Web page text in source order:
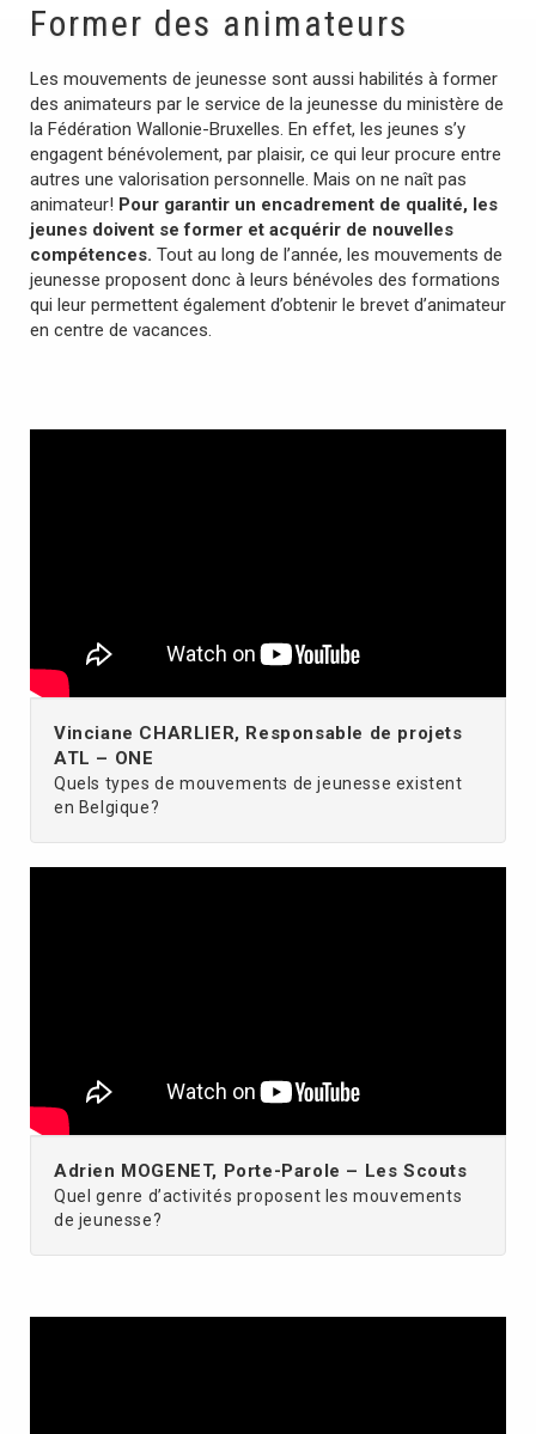
Former des animateurs
Les mouvements de jeunesse sont aussi habilités à former
des animateurs par le service de la jeunesse du ministère de
la Fédération Wallonie-Bruxelles. En effet, les jeunes s’y
engagent bénévolement, par plaisir, ce qui leur procure entre
autres une valorisation personnelle. Mais on ne naît pas
animateur! Pour garantir un encadrement de qualité, les
jeunes doivent se former et acquérir de nouvelles
compétences. Tout au long de l’année, les mouvements de
jeunesse proposent donc à leurs bénévoles des formations
qui leur permettent également d’obtenir le brevet d’animateur
en centre de vacances.
Vinciane CHARLIER, Responsable de projets
ATL – ONE
Quels types de mouvements de jeunesse existent
en Belgique?
Adrien MOGENET, Porte-Parole – Les Scouts
Quel genre d’activités proposent les mouvements
de jeunesse?